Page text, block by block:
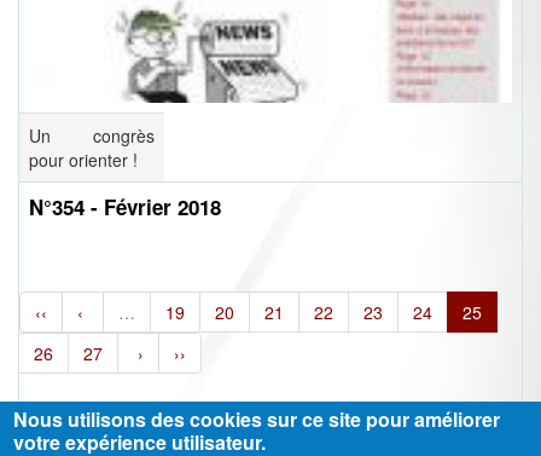
Un congrès
pour orienter !
N°354 - Février 2018
‹‹ ‹ … 19 20 21 22 23 24
25
26
27 › ››
Nous utilisons des cookies sur ce site pour améliorer
votre expérience utilisateur.